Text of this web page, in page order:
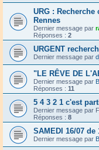
URG :
Rennes
Dernier message par
Réponses : 2
URGENT
Dernier message par
"LE RÊVE DE
Dernier message par
Réponses : 11
5 4 3 2 1 c'est
Dernier message par
Réponses : 8
SAMEDI 16/07 de
Dernier message par